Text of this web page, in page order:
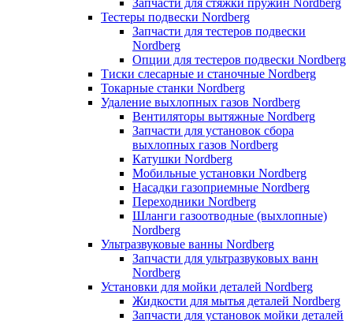
Тестеры подвески Nordberg
Запчасти для тестеров подвески
Nordberg
Опции для тестеров подвески Nordberg
Тиски слесарные и станочные Nordberg
Токарные станки Nordberg
Удаление выхлопных газов Nordberg
Вентиляторы вытяжные Nordberg
Запчасти для установок сбора
выхлопных газов Nordberg
Катушки Nordberg
Мобильные установки Nordberg
Насадки газоприемные Nordberg
Переходники Nordberg
Шланги газоотводные (выхлопные)
Nordberg
Ультразвуковые ванны Nordberg
Запчасти для ультразвуковых ванн
Nordberg
Установки для мойки деталей Nordberg
Жидкости для мытья деталей Nordberg
Запчасти для установок мойки деталей